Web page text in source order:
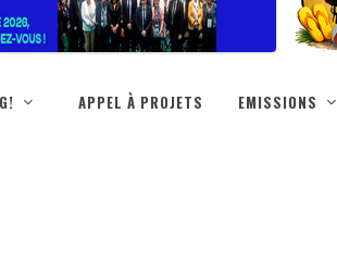
APPEL À PROJETS EMISSIONS